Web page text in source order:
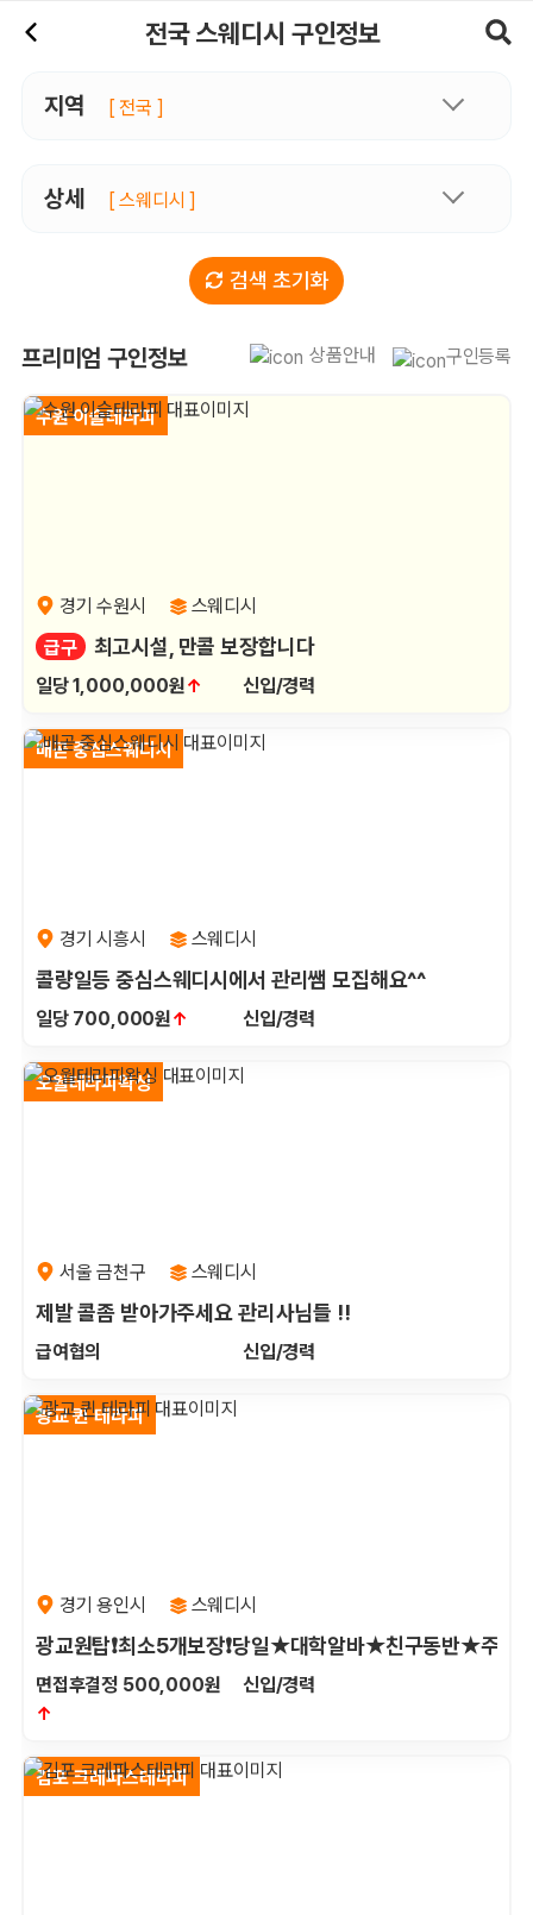
전국 스웨디시 구인정보
지역 [ 전국 ]
상세 [ 스웨디시 ]
검색 초기화
전국 스웨디시 프리미엄 구인정보
프리미엄 구인정보 상품안내 구인등록
수원 이슬테라피
경기 수원시
스웨디시
급구
최고시설, 만콜 보장합니다
일당 1,000,000원↑ 신입/경력
배곧 중심스웨디시
경기 시흥시 스웨디시
콜량일등 중심스웨디시에서 관리쌤 모집해요^^
일당 700,000원↑ 신입/경력
오월테라피왁싱
서울 금천구 스웨디시
제발 콜좀 받아가주세요 관리사님들 !!
급여협의 신입/경력
광교 퀸 테라피
경기 용인시 스웨디시
광교원탑❗최소5개보장❗당일★대학알바★친구동반★주
면접후결정 500,000원
↑
신입/경력
김포 크레파스테라피